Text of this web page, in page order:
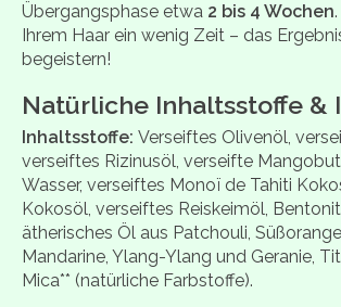
Übergangsphase etwa 2 bis 4 Wochen
Ihrem Haar ein wenig Zeit – das
begeistern!
Natürliche Inhaltsstoffe &
Inhaltsstoffe: Verseiftes Olivenöl,
verseiftes Rizinusöl, verseifte
Wasser, verseiftes Monoï de Tahiti
Kokosöl, verseiftes Reiskeimöl,
ätherisches Öl aus Patchouli,
Mandarine, Ylang-Ylang und Geranie,
Mica** (natürliche Farbstoffe).